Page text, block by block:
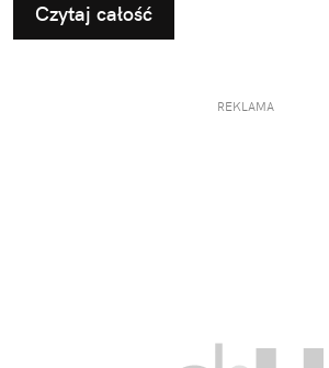
Czytaj całość
REKLAMA